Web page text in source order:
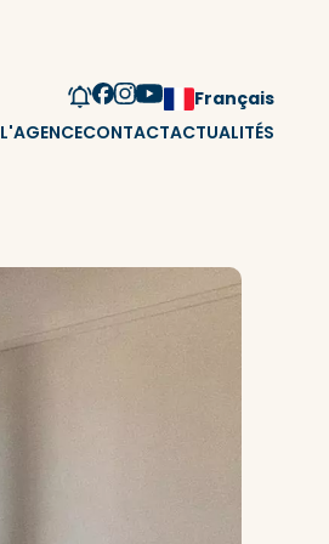
Français
L'AGENCECONTACTACTUALITÉS